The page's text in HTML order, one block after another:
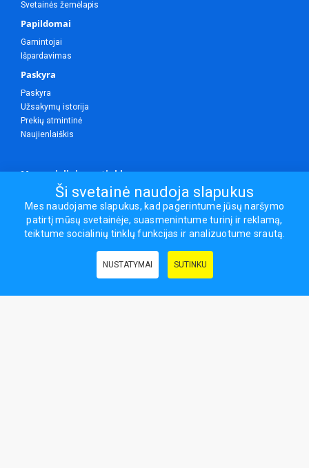
Svetainės žemėlapis
Papildomai
Gamintojai
Išpardavimas
Paskyra
Paskyra
Užsakymų istorija
Prekių atmintinė
Naujienlaiškis
Mes socialiniuose tinkluose
Visos teisės saugomos.
Sporto ir laisvalaikio prekės, maisto papildai - erasportas.lt © 2026
Ši svetainė naudoja slapukus
Mes naudojame slapukus, kad pagerintume jūsų naršymo
patirtį mūsų svetainėje, suasmenintume turinį ir reklamą,
teiktume socialinių tinklų funkcijas ir analizuotume srautą.
NUSTATYMAI SUTINKU